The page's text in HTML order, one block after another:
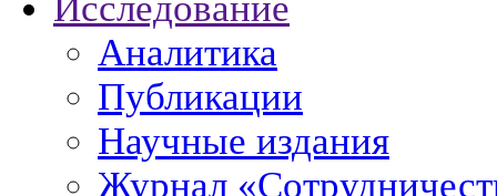
Аналитика
Публикации
Научные издания
Журнал